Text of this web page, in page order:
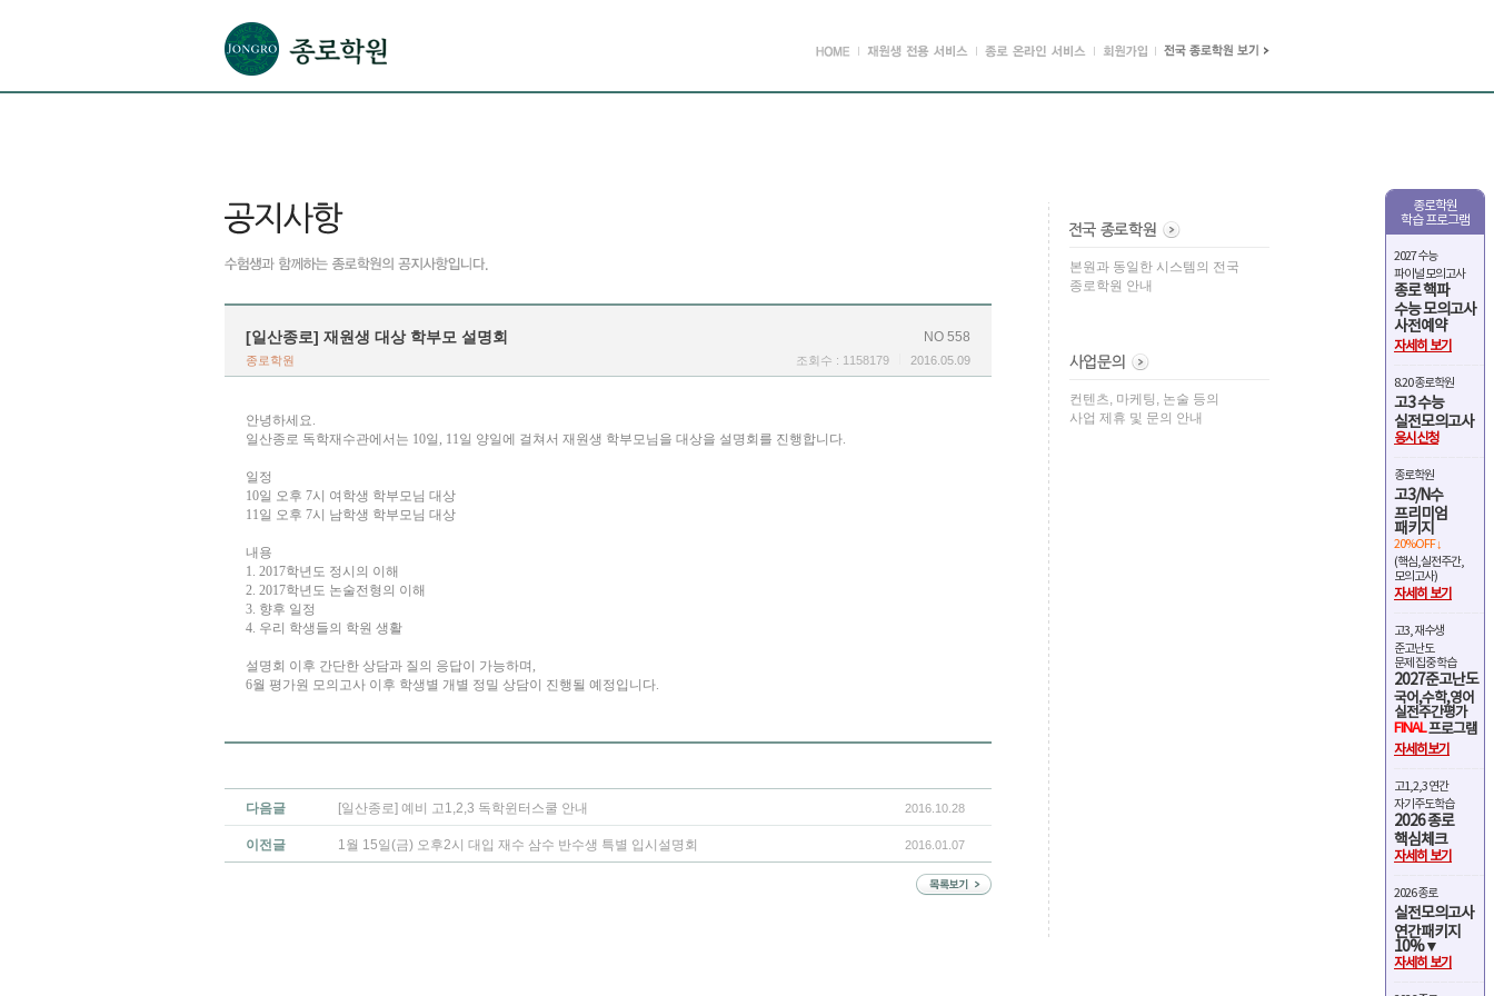
종로학원
학습 프로그램
2027 수능
파이널 모의고사
종로 핵파
수능 모의고사
사전예약
자세히 보기
8.20 종로학원
고3 수능
실전모의고사
응시신청
종로학원
고3/N수
프리미엄
패키지
20%OFF ↓
(핵심,실전주간,
모의고사)
자세히 보기
고3, 재수생
준고난도
문제 집중 학습
2027준고난도
국어,수학,영어
실전주간평가
FINAL프로그램
자세히보기
고1,2,3 연간
자기주도학습
2026 종로
핵심체크
자세히 보기
2026 종로
실전모의고사
연간패키지
10%▼
자세히 보기
NO 558
[일산종로] 재원생 대상 학부모 설명회
종로학원 2016.05.09
조회수 : 1158179
안녕하세요.
일산종로 독학재수관에서는 10일, 11일 양일에 걸쳐서 재원생 학부모님을 대상을 설명회를 진행합니다.
일정
10일 오후 7시 여학생 학부모님 대상
11일 오후 7시 남학생 학부모님 대상
내용
1. 2017학년도 정시의 이해
2. 2017학년도 논술전형의 이해
3. 향후 일정
4. 우리 학생들의 학원 생활
설명회 이후 간단한 상담과 질의 응답이 가능하며,
6월 평가원 모의고사 이후 학생별 개별 정밀 상담이 진행될 예정입니다.
다음글 [일산종로] 예비 고1,2,3 독학윈터스쿨 안내 2016.10.28
이전글 1월 15일(금) 오후2시 대입 재수 삼수 반수생 특별 입시설명회 2016.01.07
본원과 동일한 시스템의 전국
종로학원 안내
컨텐츠, 마케팅, 논술 등의
사업 제휴 및 문의 안내